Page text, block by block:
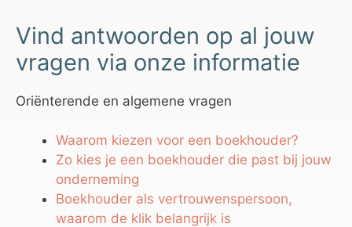
Vind antwoorden op al jouw
vragen via onze informatie
Oriënterende en algemene vragen
Waarom kiezen voor een boekhouder?
Zo kies je een boekhouder die past bij jouw
onderneming
Boekhouder als vertrouwenspersoon,
waarom de klik belangrijk is